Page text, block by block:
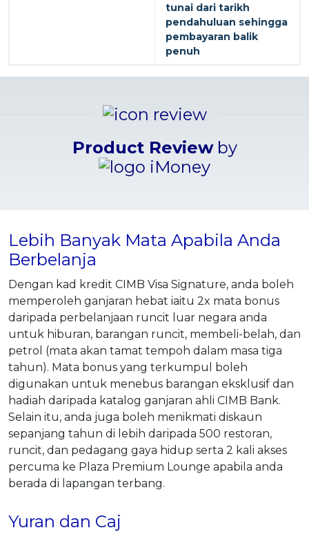
tunai dari tarikh
pendahuluan sehingga
pembayaran balik
penuh
Product Reviewby
Lebih Banyak Mata Apabila Anda
Berbelanja
Dengan kad kredit CIMB Visa Signature, anda boleh
memperoleh ganjaran hebat iaitu 2x mata bonus
daripada perbelanjaan runcit luar negara anda
untuk hiburan, barangan runcit, membeli-belah, dan
petrol (mata akan tamat tempoh dalam masa tiga
tahun). Mata bonus yang terkumpul boleh
digunakan untuk menebus barangan eksklusif dan
hadiah daripada katalog ganjaran ahli CIMB Bank.
Selain itu, anda juga boleh menikmati diskaun
sepanjang tahun di lebih daripada 500 restoran,
runcit, dan pedagang gaya hidup serta 2 kali akses
percuma ke Plaza Premium Lounge apabila anda
berada di lapangan terbang.
Yuran dan Caj